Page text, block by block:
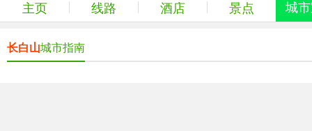
主页 线路 酒店 景点 城
长白山城市指南